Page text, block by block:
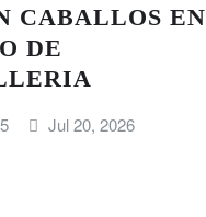
CABALLOS EN
DE
Jul 20, 2026